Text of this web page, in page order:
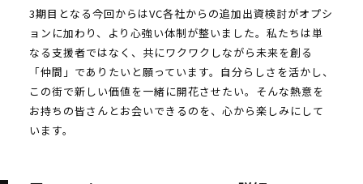
3期目となる今回からはVC各社からの追加出資検討がオプシ
ョンに加わり、より心強い体制が整いました。私たちは単
なる支援者ではなく、共にワクワクしながら未来を創る
「仲間」でありたいと願っています。自分らしさを活かし、
この街で新しい価値を一緒に開花させたい。そんな熱意を
お持ちの皆さんとお会いできるのを、心から楽しみにして
います。